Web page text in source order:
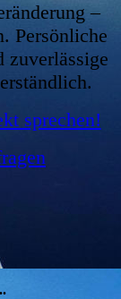
–
Persönliche
zuverlässige
sprechen!